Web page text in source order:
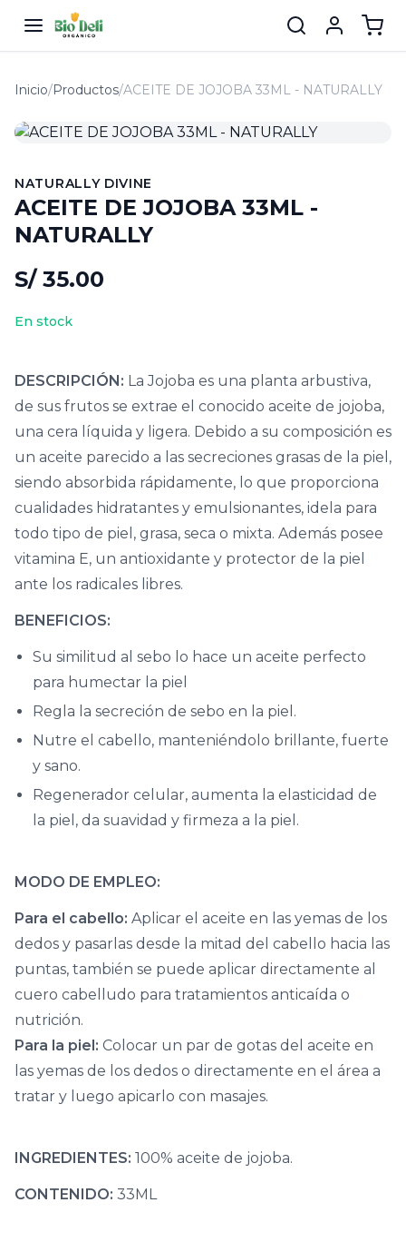
Inicio/Productos/ACEITE DE JOJOBA 33ML - NATURALLY
NATURALLY DIVINE
ACEITE DE JOJOBA 33ML -
NATURALLY
S/ 35.00
En stock
DESCRIPCIÓN: La Jojoba es una planta arbustiva,
de sus frutos se extrae el conocido aceite de jojoba,
una cera líquida y ligera. Debido a su composición es
un aceite parecido a las secreciones grasas de la piel,
siendo absorbida rápidamente, lo que proporciona
cualidades hidratantes y emulsionantes, idela para
todo tipo de piel, grasa, seca o mixta. Además posee
vitamina E, un antioxidante y protector de la piel
ante los radicales libres.
BENEFICIOS:
Su similitud al sebo lo hace un aceite perfecto
para humectar la piel
Regla la secreción de sebo en la piel.
Nutre el cabello, manteniéndolo brillante, fuerte
y sano.
Regenerador celular, aumenta la elasticidad de
la piel, da suavidad y firmeza a la piel.
MODO DE EMPLEO:
Para el cabello: Aplicar el aceite en las yemas de los
dedos y pasarlas desde la mitad del cabello hacia las
puntas, también se puede aplicar directamente al
cuero cabelludo para tratamientos anticaída o
nutrición.
Para la piel: Colocar un par de gotas del aceite en
las yemas de los dedos o directamente en el área a
tratar y luego apicarlo con masajes.
INGREDIENTES: 100% aceite de jojoba.
CONTENIDO: 33ML